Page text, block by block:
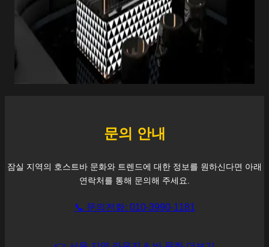
문의 안내
잠실 지역의 호스트바 문화와 트렌드에 대한 정보를 원하신다면 아래
연락처를 통해 문의해 주세요.
📞 문의전화: 010-3990-1181